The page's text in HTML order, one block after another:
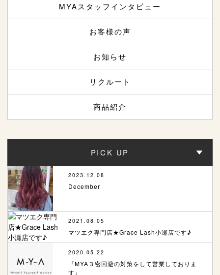
MYAスタッフインタビュー
お客様の声
お知らせ
リクルート
商品紹介
PICK UP
2023.12.08
December
2021.08.05
マツエク専門店★Grace Lash小瀬店です♪
2020.05.22
『MYA３密回避の対策をして営業しておりま
す』